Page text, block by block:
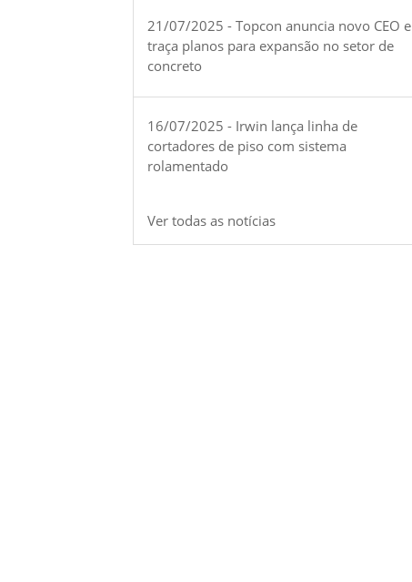
21/07/2025 - Topcon anuncia novo CEO e
traça planos para expansão no setor de
concreto
16/07/2025 - Irwin lança linha de
cortadores de piso com sistema
rolamentado
Ver todas as notícias